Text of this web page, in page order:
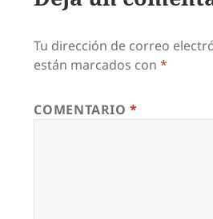
Tu dirección de correo
están marcados con*
COMENTARIO*